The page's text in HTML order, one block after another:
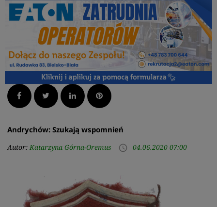
Facebook Twitter LinkedInPinterest
Andrychów: Szukają wspomnień
Autor: Katarzyna Górna-Oremus access_time 04.06.2020 07:00